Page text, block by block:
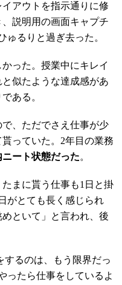
アウトを指示通りに修
説明用の画面キャプチ
ゅるりと過ぎ去った。
った。授業中にキレイ
似たような達成感があ
ある。
、ただでさえ仕事が少
っていた。2年目の業務
ート状態だった。
まに貰う仕事も1日と掛
がとても長く感じられ
といて」と言われ、後
するのは、もう限界だっ
ったら仕事をしているよ